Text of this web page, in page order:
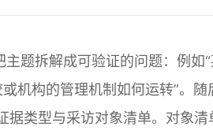
题拆解成可验证的问题：例如
机构的管理机制如何运转”。
类型与采访对象清单。对象